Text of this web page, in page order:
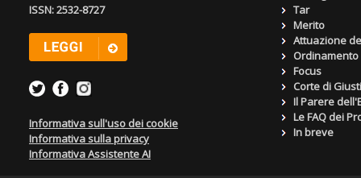
ISSN: 2532-8727
Informativa sull'uso dei cookie
Informativa sulla privacy
Informativa Assistente AI
Tar
Merito
Attuazione
Focus
Corte di
Il Parere
Le FAQ dei
In breve